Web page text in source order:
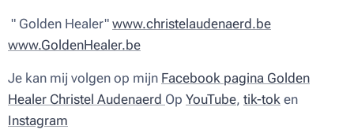
" Golden Healer" www.christelaudenaerd.be
www.GoldenHealer.be
Je kan mij volgen op mijn Facebook pagina Golden
Healer Christel Audenaerd Op YouTube, tik-tok en
Instagram